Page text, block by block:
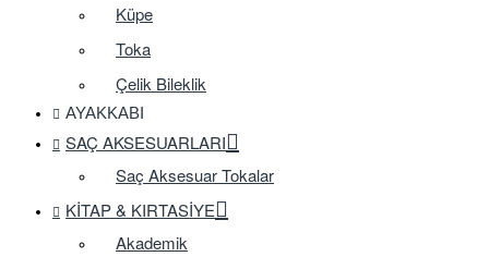
Küpe
Toka
Çelik Bileklik
AYAKKABI
SAÇ AKSESUARLARI
Saç Aksesuar Tokalar
KITAP & KIRTASIYE
Akademik